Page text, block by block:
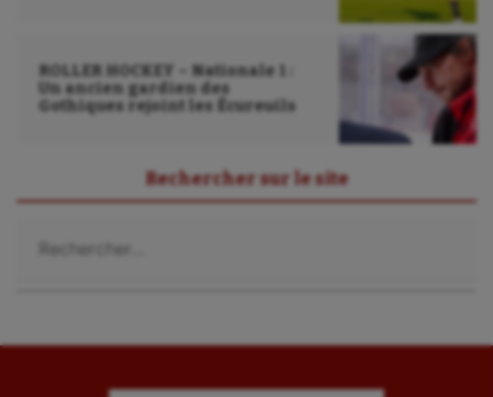
ROLLER HOCKEY – Nationale 1 :
Un ancien gardien des
Gothiques rejoint les Écureuils
Rechercher sur le site